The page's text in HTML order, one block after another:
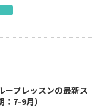
ープレッスンの最新ス
7-9月）